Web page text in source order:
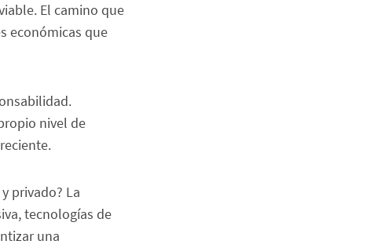
El camino que
económicas que
nivel de
privado? La
tecnologías de
una